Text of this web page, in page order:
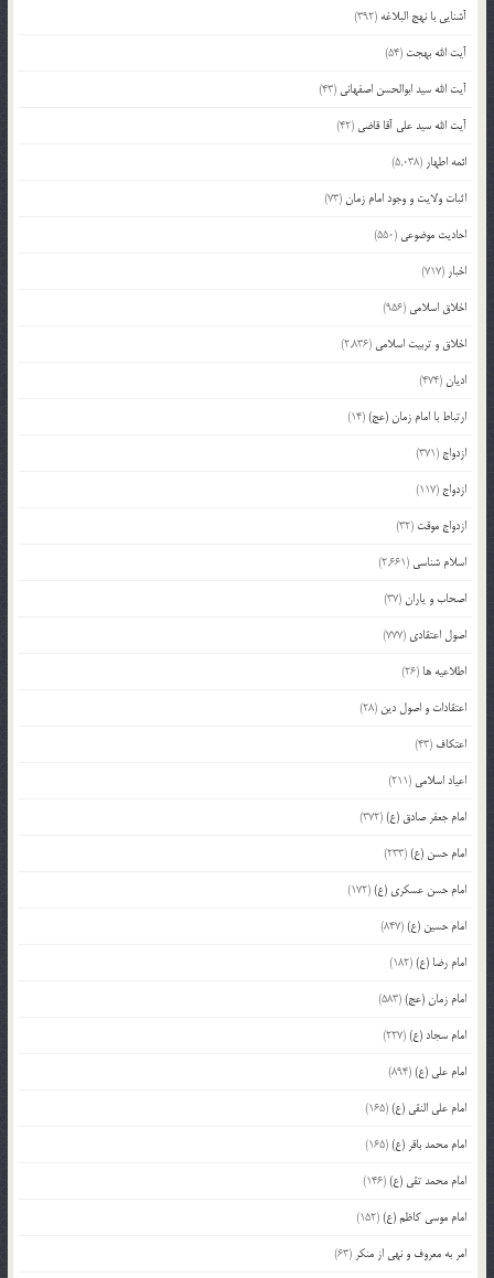
آشنایی با نهج البلاغه (392)
آیت الله بهجت (54)
آیت الله سید ابوالحسن اصفهانی (43)
آیت الله سید علی آقا قاضی (42)
ائمه اطهار (5,038)
اثبات ولایت و وجود امام زمان(73)
احادیث موضوعی (550)
اخبار (717)
اخلاق اسلامی (956)
اخلاق و تربیت اسلامی (2,836)
ادیان(474)
ارتباط با امام زمان (عج)(14)
ازدواج (371)
ازدواج (117)
ازدواج موقت (32)
اسلام شناسی (2,661)
اصحاب و یاران(37)
اصول اعتقادی (777)
اطلاعیه ها (26)
اعتقادات و اصول دین (28)
اعتکاف (43)
اعیاد اسلامی (211)
امام جعفر صادق (ع)(372)
امام حسن (ع)(233)
امام حسن عسکری (ع)(172)
امام حسین (ع)(847)
امام رضا (ع)(182)
امام زمان (عج)(583)
امام سجاد (ع)(227)
امام علی (ع)(894)
امام علی النقی (ع)(165)
امام محمد باقر (ع)(165)
امام محمد تقی (ع)(146)
امام موسی کاظم (ع)(152)
امر به معروف و نهی از منکر (63)